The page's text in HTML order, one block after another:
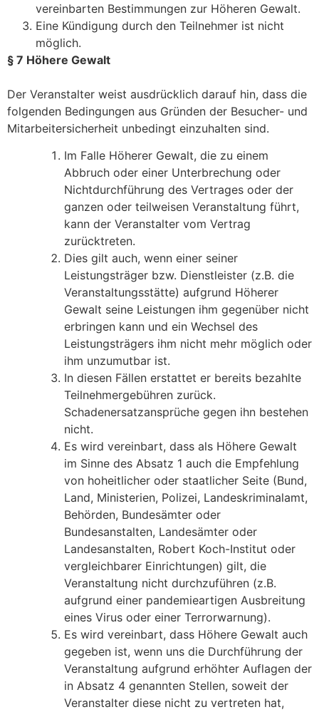
vereinbarten Bestimmungen zur Höheren Gewalt.
Eine Kündigung durch den Teilnehmer ist nicht
möglich.
§ 7 Höhere Gewalt
Der Veranstalter weist ausdrücklich darauf hin, dass die
folgenden Bedingungen aus Gründen der Besucher- und
Mitarbeitersicherheit unbedingt einzuhalten sind.
Im Falle Höherer Gewalt, die zu einem
Abbruch oder einer Unterbrechung oder
Nichtdurchführung des Vertrages oder der
ganzen oder teilweisen Veranstaltung führt,
kann der Veranstalter vom Vertrag
zurücktreten.
Dies gilt auch, wenn einer seiner
Leistungsträger bzw. Dienstleister (z.B. die
Veranstaltungsstätte) aufgrund Höherer
Gewalt seine Leistungen ihm gegenüber nicht
erbringen kann und ein Wechsel des
Leistungsträgers ihm nicht mehr möglich oder
ihm unzumutbar ist.
In diesen Fällen erstattet er bereits bezahlte
Teilnehmergebühren zurück.
Schadenersatzansprüche gegen ihn bestehen
nicht.
Es wird vereinbart, dass als Höhere Gewalt
im Sinne des Absatz 1 auch die Empfehlung
von hoheitlicher oder staatlicher Seite (Bund,
Land, Ministerien, Polizei, Landeskriminalamt,
Behörden, Bundesämter oder
Bundesanstalten, Landesämter oder
Landesanstalten, Robert Koch-Institut oder
vergleichbarer Einrichtungen) gilt, die
Veranstaltung nicht durchzuführen (z.B.
aufgrund einer pandemieartigen Ausbreitung
eines Virus oder einer Terrorwarnung).
Es wird vereinbart, dass Höhere Gewalt auch
gegeben ist, wenn uns die Durchführung der
Veranstaltung aufgrund erhöhter Auflagen der
in Absatz 4 genannten Stellen, soweit der
Veranstalter diese nicht zu vertreten hat,